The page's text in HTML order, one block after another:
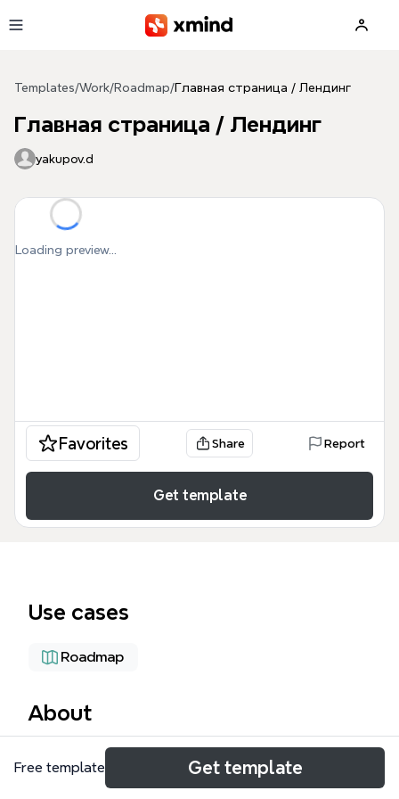
Templates/Work/Roadmap/Главная страница / Лендинг
Главная страница / Лендинг
yakupov.d
Loading preview...
Favorites Share Report
Get template
Use cases
Roadmap
About
Эта карта мыслей «Главная страница / Лендинг»
содержит 95 узлов и охватывает полную
Free template Get template